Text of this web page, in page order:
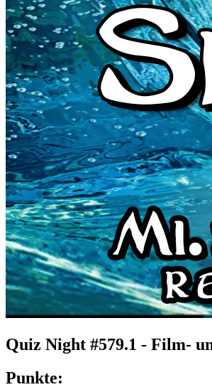
Quiz Night #579.1 - Film-
Punkte: